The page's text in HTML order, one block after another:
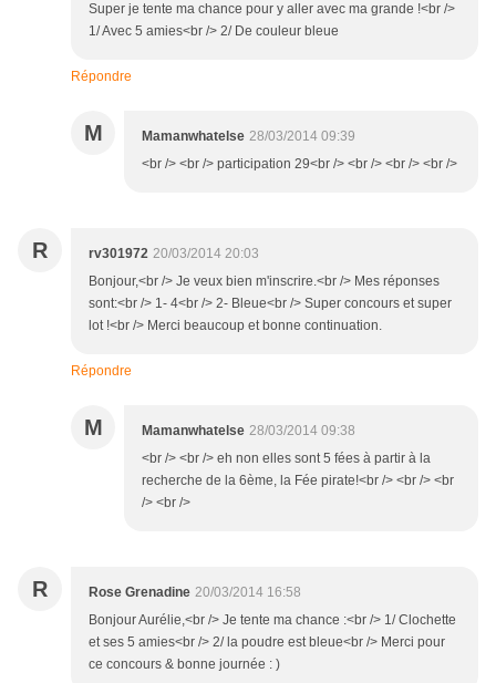
Super je tente ma chance pour y aller avec ma grande !<br />
1/ Avec 5 amies<br /> 2/ De couleur bleue
Répondre
M Mamanwhatelse 28/03/2014 09:39
<br /> <br /> participation 29<br /> <br /> <br /> <br />
R rv301972 20/03/2014 20:03
Bonjour,<br /> Je veux bien m'inscrire.<br /> Mes réponses
sont:<br /> 1- 4<br /> 2- Bleue<br /> Super concours et super
lot !<br /> Merci beaucoup et bonne continuation.
Répondre
M Mamanwhatelse 28/03/2014 09:38
<br /> <br /> eh non elles sont 5 fées à partir à la
recherche de la 6ème, la Fée pirate!<br /> <br /> <br
/> <br />
R Rose Grenadine 20/03/2014 16:58
Bonjour Aurélie,<br /> Je tente ma chance :<br /> 1/ Clochette
et ses 5 amies<br /> 2/ la poudre est bleue<br /> Merci pour
ce concours & bonne journée : )